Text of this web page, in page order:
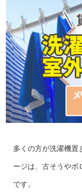
多くの方が洗濯機置
ージは、古そうやボ
です。